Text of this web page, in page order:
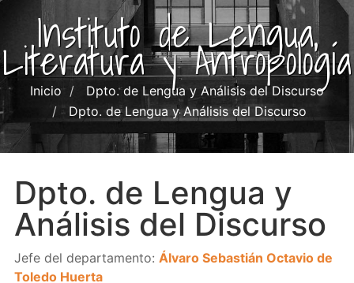
Instituto de Lengua,
Literatura y Antropología
Inicio
Dpto. de Lengua y Análisis del Discurso
Dpto. de Lengua y Análisis del Discurso
Dpto. de Lengua y
Análisis del Discurso
Jefe del departamento: Álvaro Sebastián Octavio de
Toledo Huerta